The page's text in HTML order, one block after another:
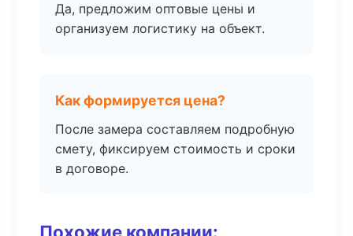
Да, предложим оптовые цены и
организуем логистику на объект.
Как формируется цена?
После замера составляем подробную
смету, фиксируем стоимость и сроки
в договоре.
Похожие компании: